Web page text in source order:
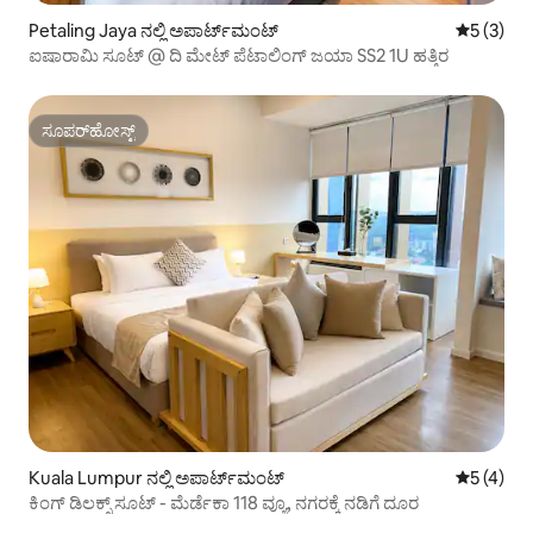
Petaling Jaya ನಲ್ಲಿ ಅಪಾರ್ಟ್‌ಮಂಟ್ 5 ರಲ್ಲಿ 5
5 (3)
ಐಷಾರಾಮಿ ಸೂಟ್ @ ದಿ ಮೇಟ್ ಪೆಟಾಲಿಂಗ್ ಜಯಾ SS2 1U ಹತ್ತಿರ
ಸೂಪರ್‌ಹೋಸ್ಟ್
ಸೂಪರ್‌ಹೋಸ್ಟ್
Kuala Lumpur ನಲ್ಲಿ ಅಪಾರ್ಟ್‌ಮಂಟ್ 5 ರಲ್ಲಿ 5
5 (4)
ಕಿಂಗ್ ಡಿಲಕ್ಸ್ ಸೂಟ್ - ಮೆರ್ಡೆಕಾ 118 ವ್ಯೂ, ನಗರಕ್ಕೆ ನಡಿಗೆ ದೂರ